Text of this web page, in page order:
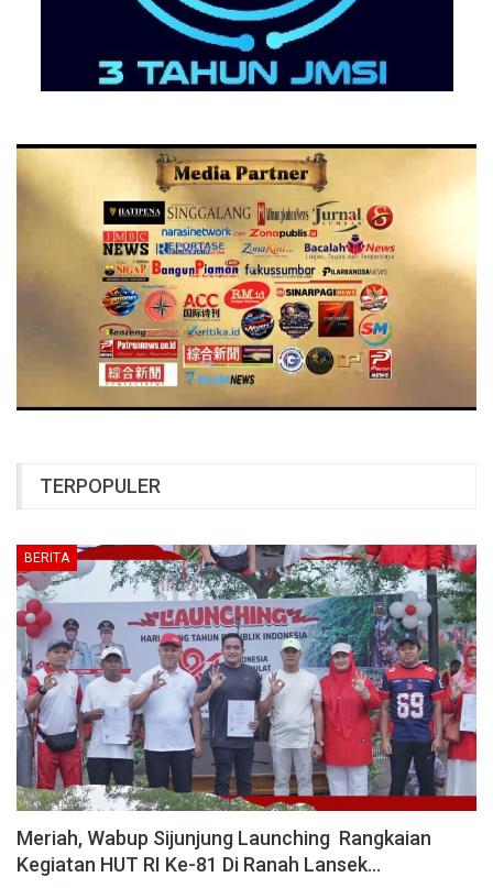
TERPOPULER
BERITA
Meriah, Wabup Sijunjung Launching Rangkaian
Kegiatan HUT RI Ke-81 Di Ranah Lansek…